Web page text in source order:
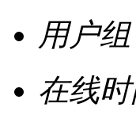
用户组
在线